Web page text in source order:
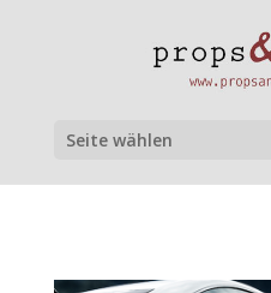
Seite wählen